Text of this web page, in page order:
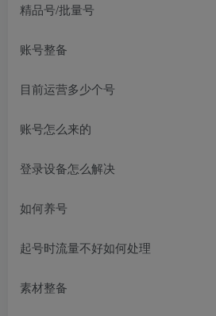
精品号/批量号
账号整备
目前运营多少个号
账号怎么来的
登录设备怎么解决
如何养号
起号时流量不好如何处理
素材整备